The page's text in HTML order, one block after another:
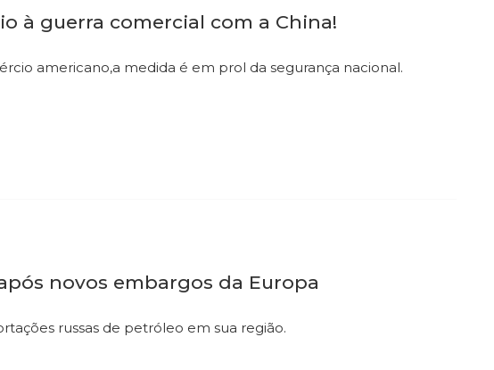
à guerra comercial com a China!
americano,a medida é em prol da segurança nacional.
novos embargos da Europa
russas de petróleo em sua região.